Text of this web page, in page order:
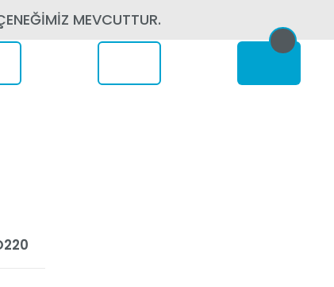
MEVCUTTUR.